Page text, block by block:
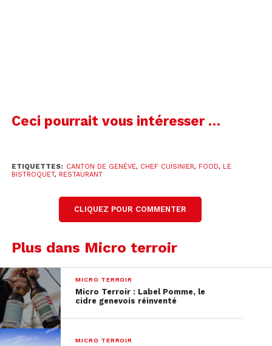
Ceci pourrait vous intéresser …
ETIQUETTES: CANTON DE GENÈVE, CHEF CUISINIER, FOOD, LE
BISTROQUET, RESTAURANT
CLIQUEZ POUR COMMENTER
Plus dans Micro terroir
MICRO TERROIR
Micro Terroir : Label Pomme, le
cidre genevois réinventé
MICRO TERROIR